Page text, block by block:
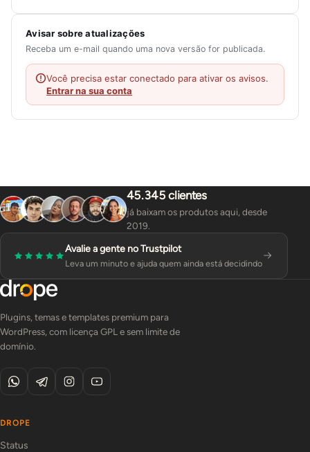
Avisar sobre atualizações
Receba um e-mail quando uma nova versão for publicada.
Você precisa estar conectado para ativar os avisos.
Entrar na sua conta
45.345 clientes
já baixam os produtos aqui, desde
2019.
Avalie a gente no Trustpilot
Leva um minuto e ajuda quem ainda está decidindo
Plugins, temas e templates premium para
WordPress, com licença GPL e sem limite de
domínio.
DROPE
Status